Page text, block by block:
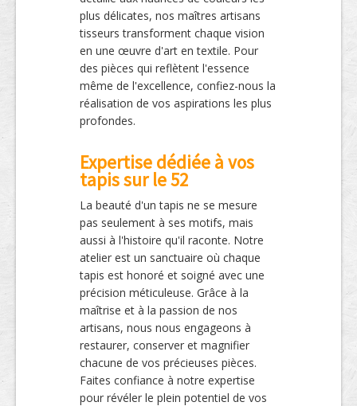
plus délicates, nos maîtres artisans
tisseurs transforment chaque vision
en une œuvre d'art en textile. Pour
des pièces qui reflètent l'essence
même de l'excellence, confiez-nous la
réalisation de vos aspirations les plus
profondes.
Expertise dédiée à vos
tapis sur le 52
La beauté d'un tapis ne se mesure
pas seulement à ses motifs, mais
aussi à l'histoire qu'il raconte. Notre
atelier est un sanctuaire où chaque
tapis est honoré et soigné avec une
précision méticuleuse. Grâce à la
maîtrise et à la passion de nos
artisans, nous nous engageons à
restaurer, conserver et magnifier
chacune de vos précieuses pièces.
Faites confiance à notre expertise
pour révéler le plein potentiel de vos